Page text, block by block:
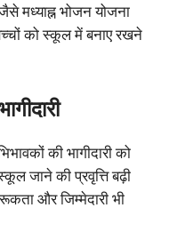
मध्याह्न भोजन योजना
को स्कूल में बनाए रखने
की भागीदारी को
जाने की प्रवृत्ति बढ़ी
और जिम्मेदारी भी